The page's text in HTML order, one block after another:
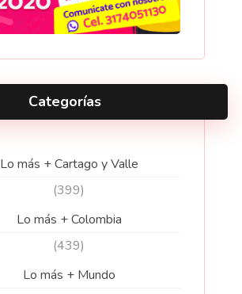
Categorías
Lo más + Cartago y Valle
(399)
Lo más + Colombia
(439)
Lo más + Mundo